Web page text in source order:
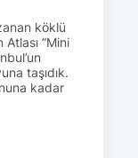
köklü
“Mini
taşıdık.
kadar